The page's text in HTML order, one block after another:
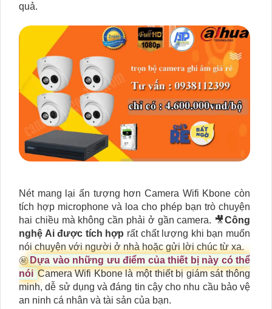
quả.
Nét mang lại ấn tượng hơn Camera Wifi Kbone còn
tích hợp microphone và loa cho phép bạn trò chuyện
hai chiều mà không cần phải ở gần camera. 🎥Công
nghệ Ai được tích hợp rất chất lượng khi bạn muốn
nói chuyện với người ở nhà hoặc gửi lời chúc từ xa.
㊙️Dựa vào những ưu điểm của thiết bị này có thể
nóiCamera Wifi Kbone là một thiết bị giám sát thông
minh, dễ sử dụng và đáng tin cậy cho nhu cầu bảo vệ
an ninh cá nhân và tài sản của bạn.